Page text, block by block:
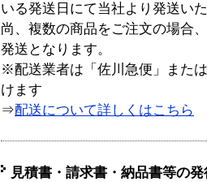
いる発送日にて当社より発送い
尚、複数の商品をご注文の場合
発送となります。
※配送業者は「佐川急便」また
けます
⇒配送について詳しくはこちら
見積書・請求書・納品書等の